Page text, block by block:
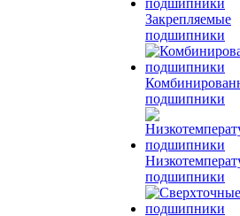
Закрепляемые
подшипники
подшипники
подшипники